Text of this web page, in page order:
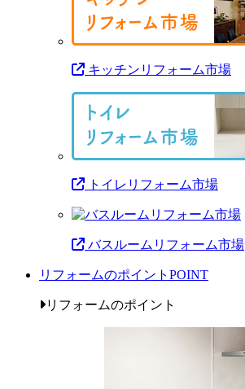
キッチンリフォーム市場
トイレリフォーム市場
バスルームリフォーム市場
リフォームのポイント POINT
リフォームのポイント